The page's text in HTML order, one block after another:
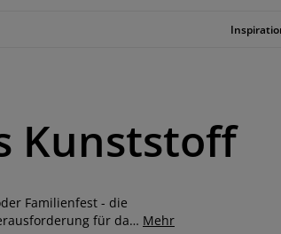
Kunststoff
Familienfest - die
für das Mehr